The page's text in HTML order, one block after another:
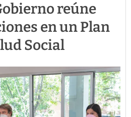
reúne
en un Plan
Social